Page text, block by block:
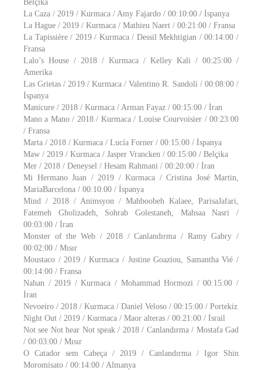
Belçika
La Caza / 2019 / Kurmaca / Amy Fajardo / 00:10:00 / İspanya
La Hague / 2019 / Kurmaca / Mathieu Naert / 00:21:00 / Fransa
La Tapissière / 2019 / Kurmaca / Dessil Mekhtigian / 00:14:00 /
Fransa
Lalo’s House / 2018 / Kurmaca / Kelley Kali / 00:25:00 /
Amerika
Las Grietas / 2019 / Kurmaca / Valentino R. Sandoli / 00:08:00 /
İspanya
Manicure / 2018 / Kurmaca / Arman Fayaz / 00:15:00 / İran
Mano a Mano / 2018 / Kurmaca / Louise Courvoisier / 00:23:00
/ Fransa
Marta / 2018 / Kurmaca / Lucía Forner / 00:15:00 / İspanya
Maw / 2019 / Kurmaca / Jasper Vrancken / 00:15:00 / Belçika
Mer / 2018 / Deneysel / Hesam Rahmani / 00:20:00 / İran
Mi Hermano Juan / 2019 / Kurmaca / Cristina José Martin,
MariaBarcelona / 00:10:00 / İspanya
Mind / 2018 / Animsyon / Mahboobeh Kalaee, ParisaJafari,
Fatemeh Gholizadeh, Sohrab Golestaneh, Mahsaa Nasri /
00:03:00 / İran
Monster of the Web / 2018 / Canlandırma / Ramy Gabry /
00:02:00 / Mısır
Moustaco / 2019 / Kurmaca / Justine Goaziou, Samantha Vié /
00:14:00 / Fransa
Nahan / 2019 / Kurmaca / Mohammad Hormozi / 00:15:00 /
İran
Nevoeiro / 2018 / Kurmaca / Daniel Veloso / 00:15:00 / Portekiz
Night Out / 2019 / Kurmaca / Maor alteras / 00:21:00 / İsrail
Not see Not hear Not speak / 2018 / Canlandırma / Mostafa Gad
/ 00:03:00 / Mısır
O Catador sem Cabeça / 2019 / Canlandırma / Igor Shin
Moromisato / 00:14:00 / Almanya